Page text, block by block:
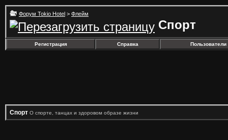
Форум Tokio Hotel > Флейм
Спорт
Регистрация Справка Пользователи
Спорт О спорте, танцах и здоровом образе жизни